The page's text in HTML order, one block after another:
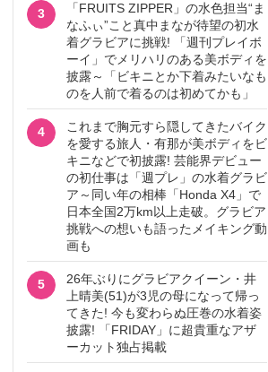
3
「FRUITS ZIPPER」の水色担当“ま
なふぃ”こと真中まなが待望の初水
着グラビアに挑戦! 「週刊プレイボ
ーイ」でメリハリのある美ボディを
披露～「ビキニとか下着みたいなも
のを人前で着るのは初めてかも」
4
これまで胸元すら隠してきたバイク
を愛する旅人・有那が美ボディをビ
キニなどで初披露! 芸能界デビュー
の初仕事は「週プレ」の水着グラビ
ア～同い年の相棒「Honda X4」で
日本全国2万km以上走破。グラビア
挑戦への想いも語ったメイキング動
画も
5
26年ぶりにグラビアクイーン・井
上晴美(51)が3児の母になって帰っ
てきた! 今も変わらぬ圧巻の水着姿
披露! 「FRIDAY」に超貴重なアザ
ーカット独占掲載